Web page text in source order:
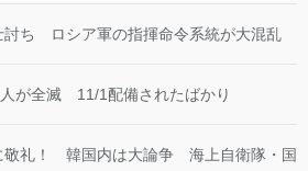
討ち ロシア軍の指揮命令系統が大混乱
が全滅 11/1配備されたばかり
敬礼！ 韓国内は大論争 海上自衛隊・国